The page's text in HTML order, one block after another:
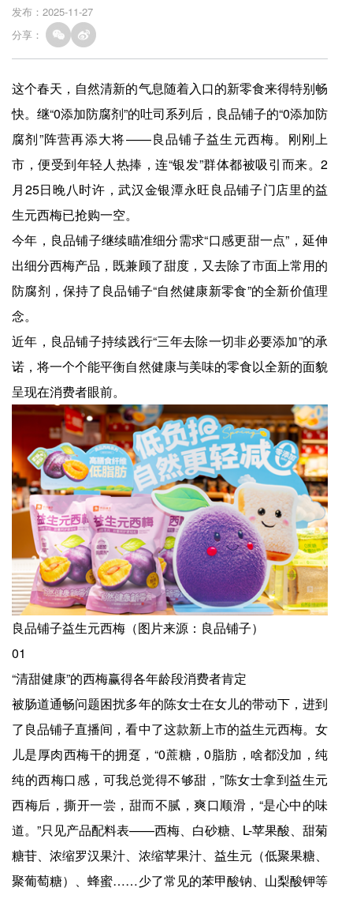
发布：2025-11-27
分享：
这个春天，自然清新的气息随着入口的新零食来得特别畅
快。继“0添加防腐剂”的吐司系列后，良品铺子的“0添加防
腐剂”阵营再添大将——良品铺子益生元西梅。刚刚上
市，便受到年轻人热捧，连“银发”群体都被吸引而来。2
月25日晚八时许，武汉金银潭永旺良品铺子门店里的益
生元西梅已抢购一空。
今年，良品铺子继续瞄准细分需求“口感更甜一点”，延伸
出细分西梅产品，既兼顾了甜度，又去除了市面上常用的
防腐剂，保持了良品铺子“自然健康新零食”的全新价值理
念。
近年，良品铺子持续践行“三年去除一切非必要添加”的承
诺，将一个个能平衡自然健康与美味的零食以全新的面貌
呈现在消费者眼前。
良品铺子益生元西梅（图片来源：良品铺子）
01
“清甜健康”的西梅赢得各年龄段消费者肯定
被肠道通畅问题困扰多年的陈女士在女儿的带动下，进到
了良品铺子直播间，看中了这款新上市的益生元西梅。女
儿是厚肉西梅干的拥趸，“0蔗糖，0脂肪，啥都没加，纯
纯的西梅口感，可我总觉得不够甜，”陈女士拿到益生元
西梅后，撕开一尝，甜而不腻，爽口顺滑，“是心中的味
道。”只见产品配料表——西梅、白砂糖、L-苹果酸、甜菊
糖苷、浓缩罗汉果汁、浓缩苹果汁、益生元（低聚果糖、
聚葡萄糖）、蜂蜜……少了常见的苯甲酸钠、山梨酸钾等